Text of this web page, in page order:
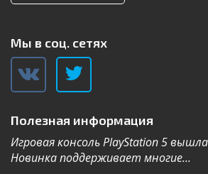
Мы в соц. сетях
Полезная информация
Игровая консоль PlayStation 5
Новинка поддерживает многие...